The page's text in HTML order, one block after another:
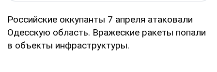
Российские оккупанты 7 апреля атаковали
Одесскую область. Вражеские ракеты попали
в объекты инфраструктуры.